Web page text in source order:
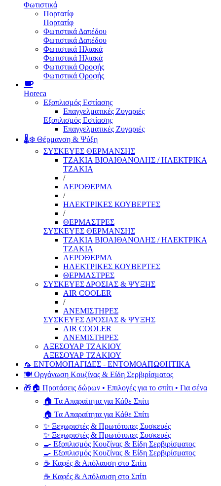
Φωτιστικά
Πορτατίφ
Πορτατίφ
Φωτιστικά Δαπέδου
Φωτιστικά Δαπέδου
Φωτιστικά Ηλιακά
Φωτιστικά Ηλιακά
Φωτιστικά Οροφής
Φωτιστικά Οροφής
Horeca
Εξοπλισμός Εστίασης
Επαγγελματικές Ζυγαριές
Εξοπλισμός Εστίασης
Επαγγελματικές Ζυγαριές
🌡️❄️ Θέρμανση & Ψύξη
ΣΥΣΚΕΥΕΣ ΘΕΡΜΑΝΣΗΣ
ΤΖΑΚΙΑ ΒΙΟΑΙΘΑΝΟΛΗΣ / ΗΛΕΚΤΡΙΚΑ
ΤΖΑΚΙΑ
/
ΑΕΡΟΘΕΡΜΑ
/
ΗΛΕΚΤΡΙΚΕΣ ΚΟΥΒΕΡΤΕΣ
/
ΘΕΡΜΑΣΤΡΕΣ
ΣΥΣΚΕΥΕΣ ΘΕΡΜΑΝΣΗΣ
ΤΖΑΚΙΑ ΒΙΟΑΙΘΑΝΟΛΗΣ / ΗΛΕΚΤΡΙΚΑ
ΤΖΑΚΙΑ
ΑΕΡΟΘΕΡΜΑ
ΗΛΕΚΤΡΙΚΕΣ ΚΟΥΒΕΡΤΕΣ
ΘΕΡΜΑΣΤΡΕΣ
ΣΥΣΚΕΥΕΣ ΔΡΟΣΙΑΣ & ΨΥΞΗΣ
AIR COOLER
/
ΑΝΕΜΙΣΤΗΡΕΣ
ΣΥΣΚΕΥΕΣ ΔΡΟΣΙΑΣ & ΨΥΞΗΣ
AIR COOLER
ΑΝΕΜΙΣΤΗΡΕΣ
ΑΞΕΣΟΥΑΡ ΤΖΑΚΙΟΥ
ΑΞΕΣΟΥΑΡ ΤΖΑΚΙΟΥ
🦟 ΕΝΤΟΜΟΠΑΓΙΔΕΣ - ΕΝΤΟΜΟΑΠΩΘΗΤΙΚΑ
🍽️ Οργάνωση Κουζίνας & Είδη Σερβιρίσματος
🎁🏠 Προτάσεις δώρων • Επιλογές για το σπίτι • Για σένα
🏠 Τα Απαραίτητα για Κάθε Σπίτι
🏠 Τα Απαραίτητα για Κάθε Σπίτι
✨ Ξεχωριστές & Πρωτότυπες Συσκευές
✨ Ξεχωριστές & Πρωτότυπες Συσκευές
🍳 Εξοπλισμός Κουζίνας & Είδη Σερβιρίσματος
🍳 Εξοπλισμός Κουζίνας & Είδη Σερβιρίσματος
☕ Καφές & Απόλαυση στο Σπίτι
☕ Καφές & Απόλαυση στο Σπίτι